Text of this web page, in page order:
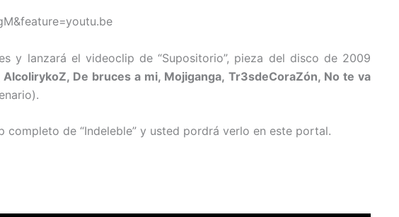
y lanzará el videoclip de “Supositorio”, pieza del disco de 2009
AlcolirykoZ, De bruces a mi, Mojiganga, Tr3sdeCoraZón, No te va
de “Indeleble” y usted pordrá verlo en este portal.